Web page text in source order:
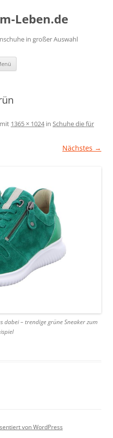
Leben.de
in großer Auswahl
mit 1365 × 1024in Schuhe die für
Nächstes →
dabei – trendige grüne Sneaker zum
von WordPress